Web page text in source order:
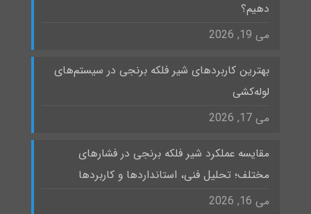
دهیم؟
می 19, 2026
بهترین کاربردهای شیر فلکه برنجی در سیستم‌های
لوله‌کشی
می 17, 2026
مقایسه عملکرد شیر فلکه برنجی در فشارهای
مختلف؛ تحلیل فنی، استانداردها و کاربردها
می 16, 2026